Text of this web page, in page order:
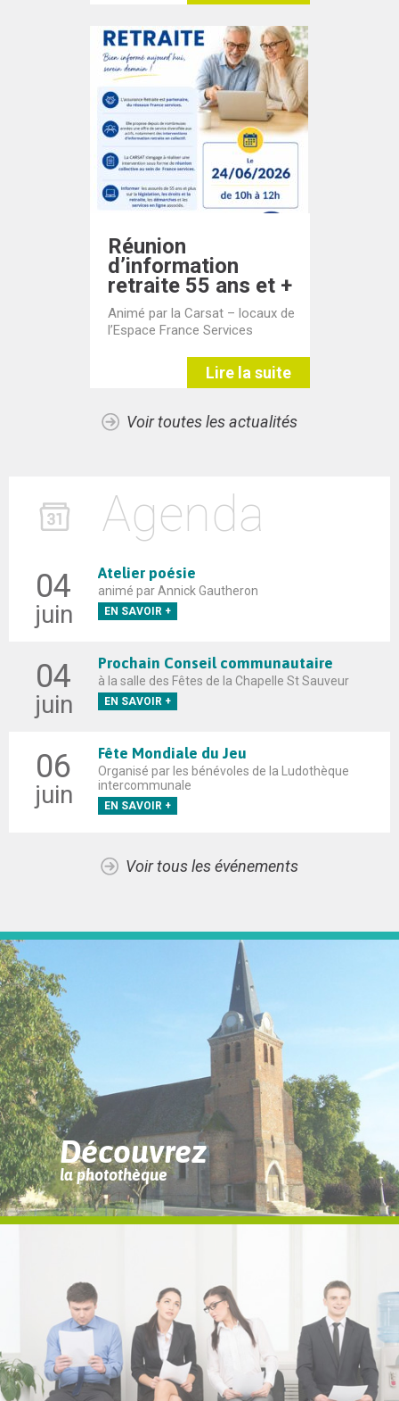
Réunion
d’information
retraite 55 ans et +
Animé par la Carsat – locaux de
l’Espace France Services
Lire la suite
Voir toutes les actualités
Agenda
04
juin
Atelier poésie
animé par Annick Gautheron
EN SAVOIR +
04
juin
Prochain Conseil communautaire
à la salle des Fêtes de la Chapelle St Sauveur
EN SAVOIR +
06
juin
Fête Mondiale du Jeu
Organisé par les bénévoles de la Ludothèque
intercommunale
EN SAVOIR +
Voir tous les événements
Découvrez
la photothèque